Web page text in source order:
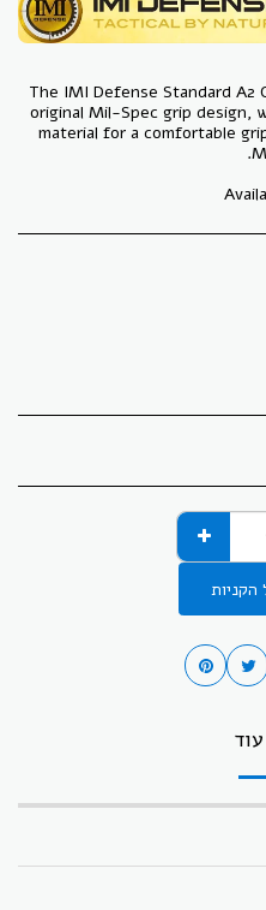
The IMI Defense Standard
original Mil-Spec grip design,
material for a comfortable
הקניות